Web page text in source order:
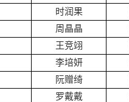
时润果
周晶晶
王竞翊
李培妍
阮赠绮
罗戴戴